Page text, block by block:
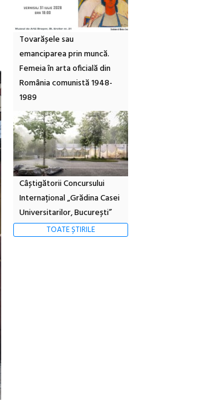
Tovarășele sau
emanciparea prin muncă.
Femeia în arta oficială din
România comunistă 1948-
1989
Câștigătorii Concursului
Internațional „Grădina Casei
Universitarilor, București”
TOATE ȘTIRILE